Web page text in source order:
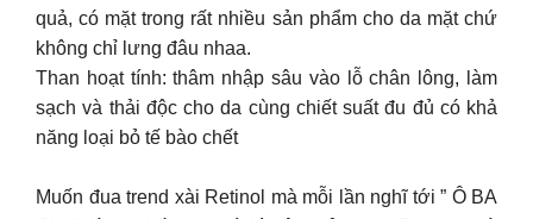
quả, có mặt trong rất nhiều sản phẩm cho da mặt chứ
không chỉ lưng đâu nhaa.
Than hoạt tính: thâm nhập sâu vào lỗ chân lông, làm
sạch và thải độc cho da cùng chiết suất đu đủ có khả
năng loại bỏ tế bào chết
Muốn đua trend xài Retinol mà mỗi lần nghĩ tới ” Ô BA